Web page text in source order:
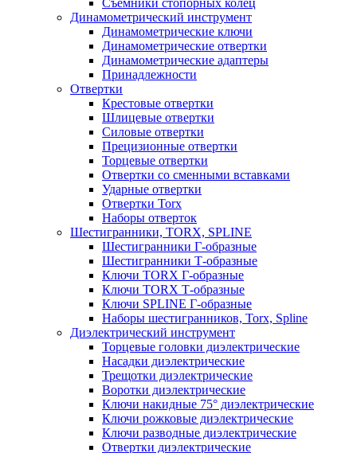
Съемники стопорных колец
Динамометрический инструмент
Динамометрические ключи
Динамометрические отвертки
Динамометрические адаптеры
Принадлежности
Отвертки
Крестовые отвертки
Шлицевые отвертки
Силовые отвертки
Прецизионные отвертки
Торцевые отвертки
Отвертки со сменными вставками
Ударные отвертки
Отвертки Torx
Наборы отверток
Шестигранники, TORX, SPLINE
Шестигранники Г-образные
Шестигранники Т-образные
Ключи TORX Г-образные
Ключи TORX Т-образные
Ключи SPLINE Г-образные
Наборы шестигранников, Torx, Spline
Диэлектрический инструмент
Торцевые головки диэлектрические
Насадки диэлектрические
Трещотки диэлектрические
Воротки диэлектрические
Ключи накидные 75° диэлектрические
Ключи рожковые диэлектрические
Ключи разводные диэлектрические
Отвертки диэлектрические